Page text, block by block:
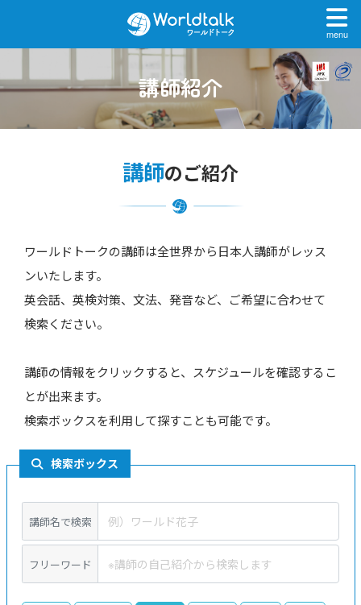
menu
講師紹介
講師のご紹介
ワールドトークの講師は全世界から日本人講師がレッス
ンいたします。
英会話、英検対策、文法、発音など、ご希望に合わせて
検索ください。
講師の情報をクリックすると、スケジュールを確認するこ
とが出来ます。
検索ボックスを利用して探すことも可能です。
検索ボックス
講師名で検索
フリーワード